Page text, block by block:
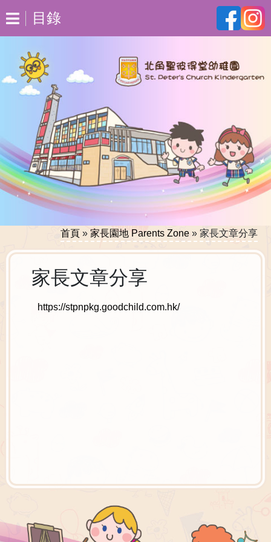
目錄
首頁» 家長園地 Parents Zone» 家長文章分享
家長文章分享
https://stpnpkg.goodchild.com.hk/